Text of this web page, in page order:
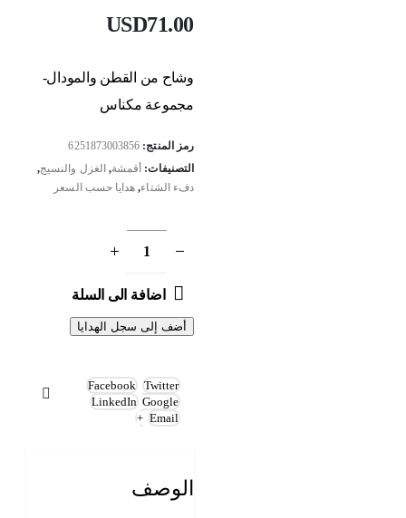
USD71.00
وشاح من القطن والمودال-
مجموعة مكناس
رمز المنتج: 6251873003856
التصنيفات: أقمشة,الغزل والنسيج,
دفء الشتاء, هدايا حسب السعر
اضافة الى السلة
أضف إلى سجل الهدايا
Facebook
Twitter
LinkedIn Google
+ Email
الوصف